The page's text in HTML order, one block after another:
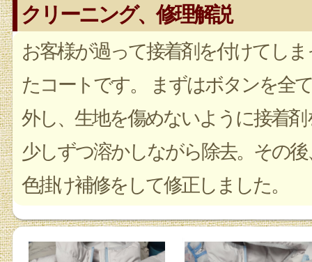
クリーニング、修理解説
お客様が過って接着剤を付けてしま
たコートです。 まずはボタンを全て
外し、生地を傷めないように接着剤
少しずつ溶かしながら除去。その後
色掛け補修をして修正しました。